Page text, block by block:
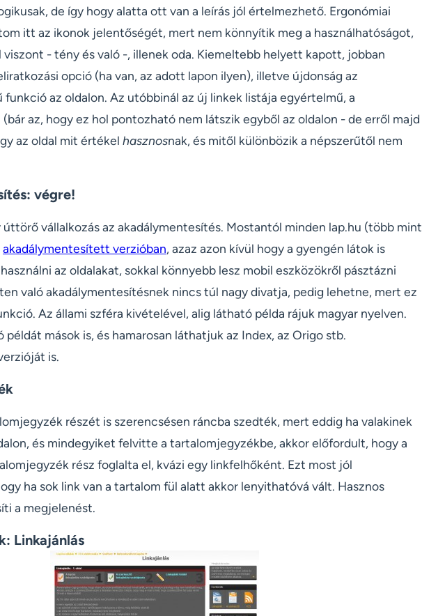
de így hogy alatta ott van a leírás jól értelmezhető. Ergonómiai
itt az ikonok jelentőségét, mert nem könnyítik meg a használhatóságot,
- tény és való -, illenek oda. Kiemeltebb helyett kapott, jobban
opció (ha van, az adott lapon ilyen), illetve újdonság az
az oldalon. Az utóbbinál az új linkek listája egyértelmű, a
az, hogy ez hol pontozható nem látszik egyből az oldalon - de erről majd
az oldal mit értékel hasznosnak, és mitől különbözik a népszerűtől nem
végre!
úttörő vállalkozás az akadálymentesítés. Mostantól minden lap.hu (több mint
akadálymentesített verzióban, azaz azon kívül hogy a gyengén látok is
az oldalakat, sokkal könnyebb lesz mobil eszközökről pásztázni
való akadálymentesítésnek nincs túl nagy divatja, pedig lehetne, mert ez
Az állami szféra kivételével, alig látható példa rájuk magyar nyelven.
példát mások is, és hamarosan láthatjuk az Index, az Origo stb.
is.
részét is szerencsésen ráncba szedték, mert eddig ha valakinek
és mindegyiket felvitte a tartalomjegyzékbe, akkor előfordult, hogy a
rész foglalta el, kvázi egy linkfelhőként. Ezt most jól
ha sok link van a tartalom fül alatt akkor lenyithatóvá vált. Hasznos
a megjelenést.
Linkajánlás